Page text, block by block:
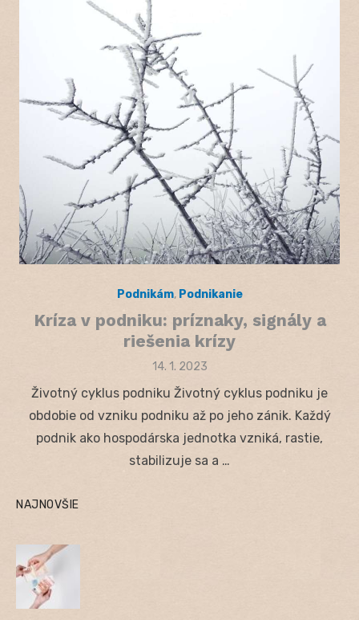
Podnikám, Podnikanie
Kríza v podniku: príznaky, signály a
riešenia krízy
Posted
14. 1. 2023
Životný cyklus podniku Životný cyklus podniku je
obdobie od vzniku podniku až po jeho zánik. Každý
podnik ako hospodárska jednotka vzniká, rastie,
stabilizuje sa a …
NAJNOVŠIE